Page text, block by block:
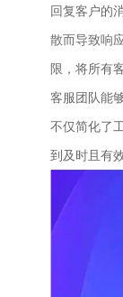
回复客户的
散而导致响
限，将所有
客服团队能
不仅简化了
到及时且有